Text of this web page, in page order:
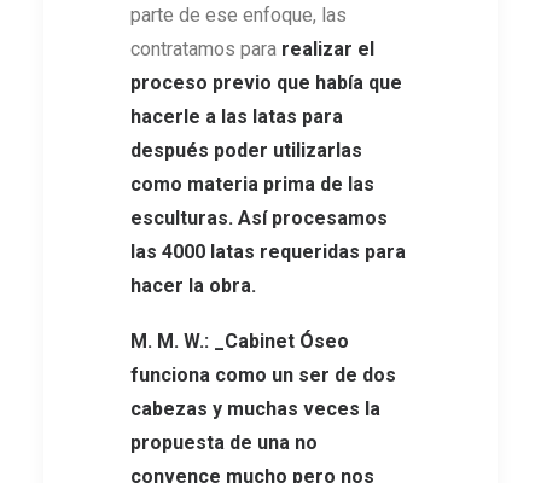
parte de ese enfoque, las
contratamos para realizar el
proceso previo que había que
hacerle a las latas para
después poder utilizarlas
como materia prima de las
esculturas. Así procesamos
las 4000 latas requeridas para
hacer la obra.
M. M. W.: _ Cabinet Óseo
funciona como un ser de dos
cabezas y muchas veces la
propuesta de una no
convence mucho pero nos